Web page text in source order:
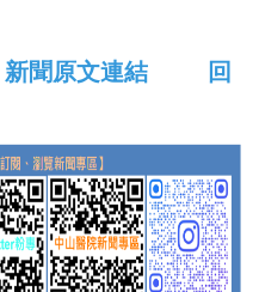
新聞原文連結
回